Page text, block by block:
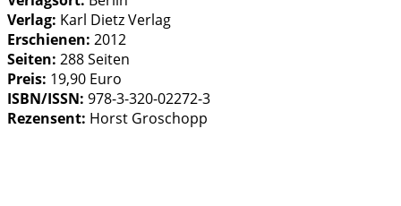
Verlag: Karl Dietz Verlag
Erschienen: 2012
Seiten: 288 Seiten
Preis: 19,90 Euro
ISBN/ISSN: 978-3-320-02272-3
Rezensent: Horst Groschopp